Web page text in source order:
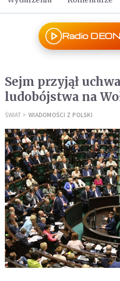
Radio
Sejm przyjął
ludobójstwa na
ŚWIAT WIADOMOŚCI Z POLSKI